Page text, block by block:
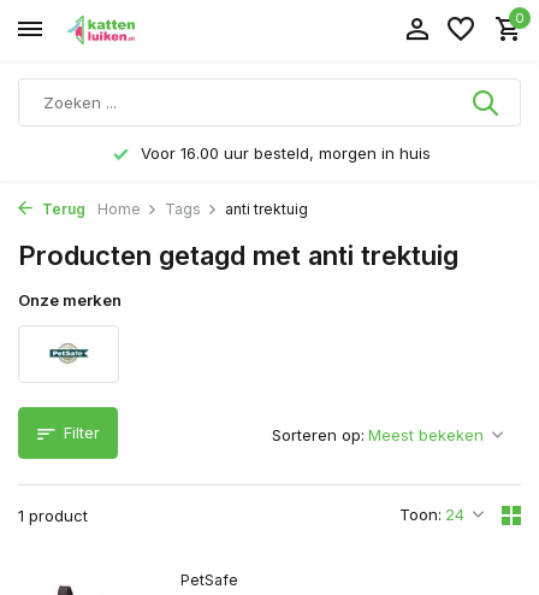
0
Voor 16.00 uur besteld, morgen in huis
Terug Home Tags anti trektuig
Producten getagd met anti trektuig
Onze merken
Filter
1 product Toon:
Sorteren op:
PetSafe